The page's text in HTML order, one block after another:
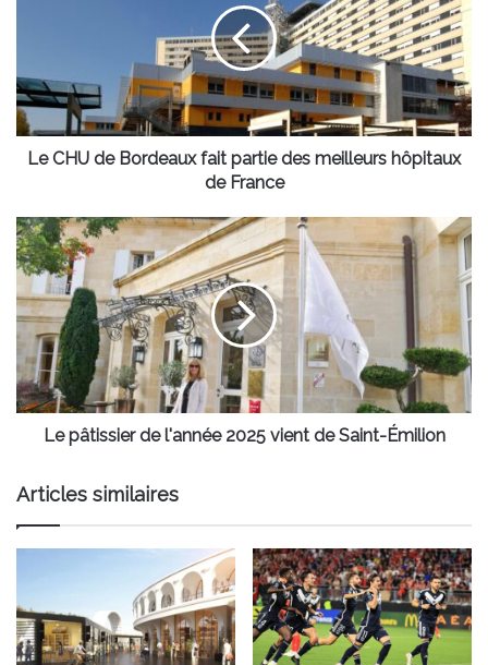
des
meilleurs
hôpitaux
deLe CHU de Bordeaux fait partie des meilleurs hôpitaux
de France
Le
pâtissier
de
l'année
2025
vient
de
Saint-
Émilion
Le pâtissier de l'année 2025 vient de Saint-Émilion
Articles similaires